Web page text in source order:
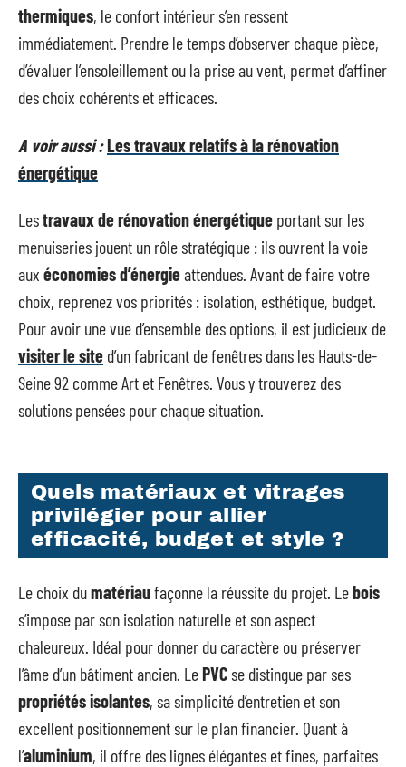
thermiques, le confort intérieur s’en ressent
immédiatement. Prendre le temps d’observer chaque pièce,
d’évaluer l’ensoleillement ou la prise au vent, permet d’affiner
des choix cohérents et efficaces.
A voir aussi :Les travaux relatifs à la rénovation
énergétique
Lestravaux de rénovation énergétique portant sur les
menuiseries jouent un rôle stratégique : ils ouvrent la voie
aux économies d’énergieattendues. Avant de faire votre
choix, reprenez vos priorités : isolation, esthétique, budget.
Pour avoir une vue d’ensemble des options, il est judicieux de
visiter le site d’un fabricant de fenêtres dans les Hauts-de-
Seine 92 comme Art et Fenêtres. Vous y trouverez des
solutions pensées pour chaque situation.
Quels matériaux et vitrages
privilégier pour allier
efficacité, budget et style ?
Le choix dumatériaufaçonne la réussite du projet. Lebois
s’impose par son isolation naturelle et son aspect
chaleureux. Idéal pour donner du caractère ou préserver
l’âme d’un bâtiment ancien. LePVCse distingue par ses
propriétés isolantes, sa simplicité d’entretien et son
excellent positionnement sur le plan financier. Quant à
l’aluminium, il offre des lignes élégantes et fines, parfaites